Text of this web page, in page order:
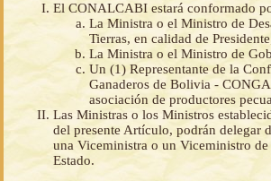
El CONALCABI estará conformado
La Ministra o el Ministro de
Tierras, en calidad de
La Ministra o el Ministro de
Un (1) Representante de la
Ganaderos de Bolivia -
asociación de productores
Las Ministras o los Ministros
del presente Artículo, podrán delegar
una Viceministra o un Viceministro de
Estado.